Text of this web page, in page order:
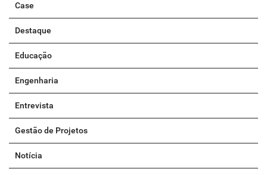
Case
Destaque
Educação
Engenharia
Entrevista
Gestão de Projetos
Notícia